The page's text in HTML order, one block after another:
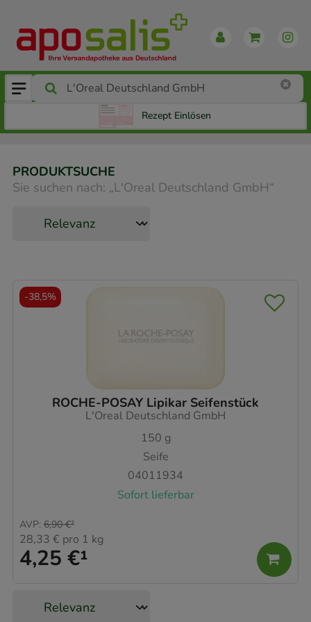
Rezept Einlösen
PRODUKTSUCHE
Sie suchen nach: „L'Oreal Deutschland GmbH“
ROCHE-POSAY Lipikar Seifenstück
L'Oreal Deutschland GmbH
150 g
Seife
04011934
Sofort lieferbar
4,25 €¹
AVP: 6,90 €²
28,33 € pro 1 kg
-38,5%